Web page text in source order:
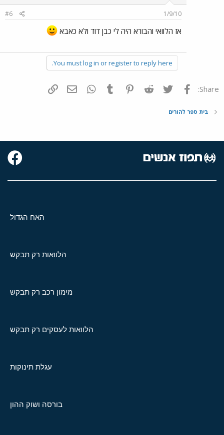
1/9/10
#6
אז הלוואי והבורא היה לי כבן דוד ולא כאבא
You must log in or register to reply here.
Share: פייסבוק Twitter
Reddit
Pinterest
Tumblr
WhatsAppדואר אלקטרוני
בית ספר להורים
האח הגדול
הלוואות רק תבקש
מימון רכב רק תבקש
הלוואות לעסקים רק תבקש
עגלת תינוקות
בורסה ושוק ההון